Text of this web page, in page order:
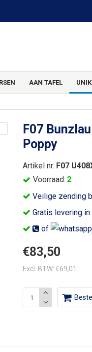
AAN TAFEL
F07
Poppy
Veilige zending
Gratis levering in
of
Voorraad: 2
Artikel nr: F07
€83,50
Excl. BTW: €69,01